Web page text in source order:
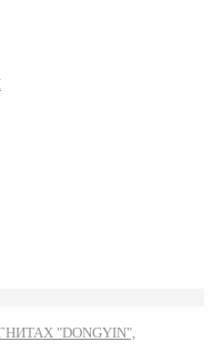
"DONGYIN",